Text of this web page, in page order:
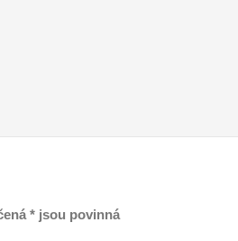
* jsou povinná